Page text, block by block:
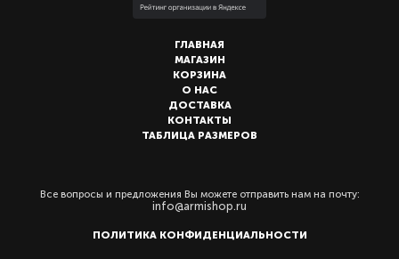
ГЛАВНАЯ
МАГАЗИН
КОРЗИНА
О НАС
ДОСТАВКА
КОНТАКТЫ
ТАБЛИЦА РАЗМЕРОВ
Все вопросы и предложения Вы можете отправить нам на почту:
info@armishop.ru
ПОЛИТИКА КОНФИДЕНЦИАЛЬНОСТИ